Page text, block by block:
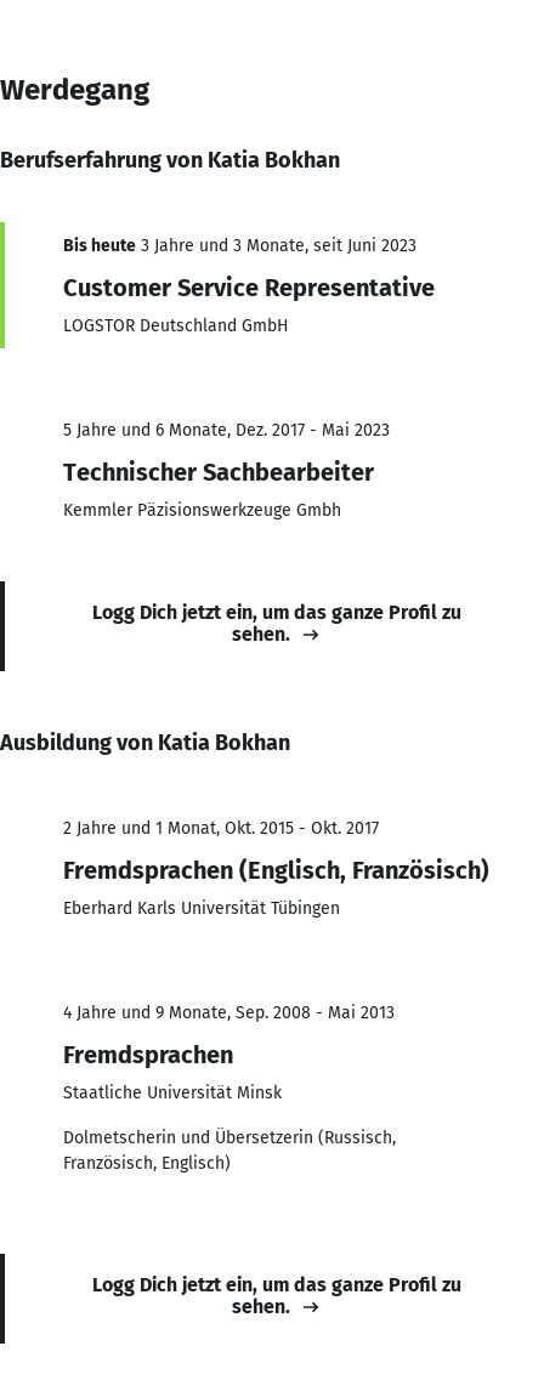
Werdegang
Berufserfahrung von Katia Bokhan
Bis heute 3 Jahre und 3 Monate, seit Juni 2023
Customer Service Representative
LOGSTOR Deutschland GmbH
5 Jahre und 6 Monate, Dez. 2017 - Mai 2023
Technischer Sachbearbeiter
Kemmler Päzisionswerkzeuge Gmbh
Logg Dich jetzt ein, um das ganze Profil zu
sehen.
Ausbildung von Katia Bokhan
2 Jahre und 1 Monat, Okt. 2015 - Okt. 2017
Fremdsprachen (Englisch, Französisch)
Eberhard Karls Universität Tübingen
4 Jahre und 9 Monate, Sep. 2008 - Mai 2013
Fremdsprachen
Staatliche Universität Minsk
Dolmetscherin und Übersetzerin (Russisch,
Französisch, Englisch)
Logg Dich jetzt ein, um das ganze Profil zu
sehen.